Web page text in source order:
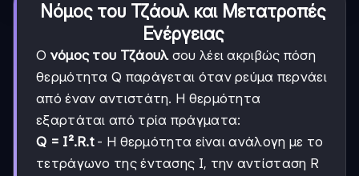
Νόμος του Τζάουλ και Μετατροπές
Ενέργειας
Ο νόμος του Τζάουλσου λέει ακριβώς πόση
θερμότητα Q παράγεται όταν ρεύμα περνάει
από έναν αντιστάτη. Η θερμότητα
εξαρτάται από τρία πράγματα:
Q = I².R.t- Η θερμότητα είναι ανάλογη με το
τετράγωνο της έντασης I, την αντίσταση R